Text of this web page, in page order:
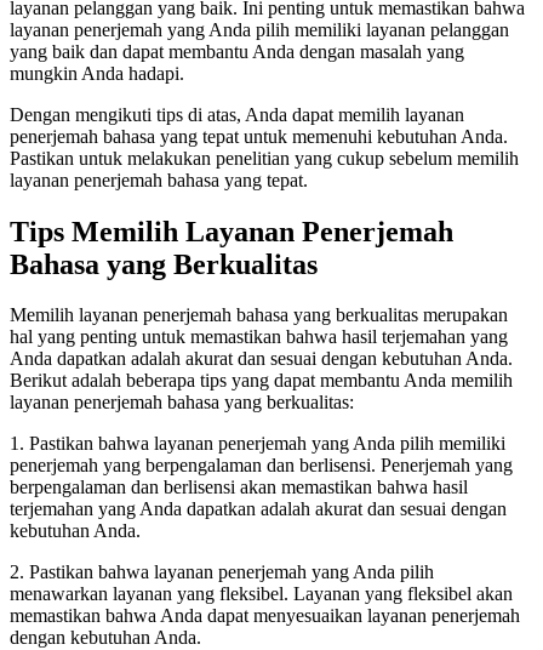
layanan pelanggan yang baik. Ini penting untuk memastikan bahwa
layanan penerjemah yang Anda pilih memiliki layanan pelanggan
yang baik dan dapat membantu Anda dengan masalah yang
mungkin Anda hadapi.
Dengan mengikuti tips di atas, Anda dapat memilih layanan
penerjemah bahasa yang tepat untuk memenuhi kebutuhan Anda.
Pastikan untuk melakukan penelitian yang cukup sebelum memilih
layanan penerjemah bahasa yang tepat.
Tips Memilih Layanan Penerjemah
Bahasa yang Berkualitas
Memilih layanan penerjemah bahasa yang berkualitas merupakan
hal yang penting untuk memastikan bahwa hasil terjemahan yang
Anda dapatkan adalah akurat dan sesuai dengan kebutuhan Anda.
Berikut adalah beberapa tips yang dapat membantu Anda memilih
layanan penerjemah bahasa yang berkualitas:
1. Pastikan bahwa layanan penerjemah yang Anda pilih memiliki
penerjemah yang berpengalaman dan berlisensi. Penerjemah yang
berpengalaman dan berlisensi akan memastikan bahwa hasil
terjemahan yang Anda dapatkan adalah akurat dan sesuai dengan
kebutuhan Anda.
2. Pastikan bahwa layanan penerjemah yang Anda pilih
menawarkan layanan yang fleksibel. Layanan yang fleksibel akan
memastikan bahwa Anda dapat menyesuaikan layanan penerjemah
dengan kebutuhan Anda.